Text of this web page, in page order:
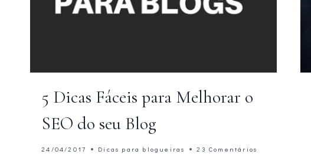
5 Dicas Fáceis para Melhorar o
SEO do seu Blog
24/04/2017 Dicas para blogueiras 23 Comentários